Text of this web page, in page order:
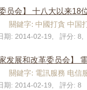
员会】 十八大以来18
鍵字: 中國打貪 中国
期: 2014-02-19, 評分: 8,
发展和改革委员会】
鍵字: 電訊服務 电信
期: 2014-02-19, 評分: 8